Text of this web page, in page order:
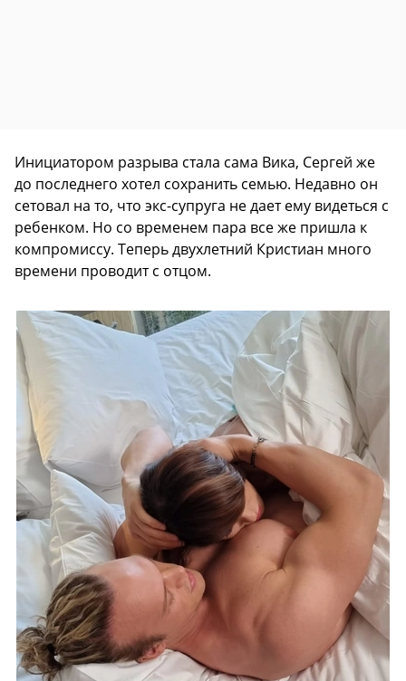
Инициатором разрыва стала сама Вика, Сергей же
до последнего хотел сохранить семью. Недавно он
сетовал на то, что экс-супруга не дает ему видеться с
ребенком. Но со временем пара все же пришла к
компромиссу. Теперь двухлетний Кристиан много
времени проводит с отцом.